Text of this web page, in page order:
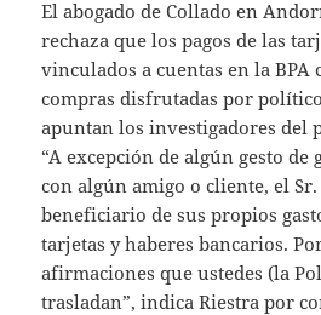
El abogado de Collado en
rechaza que los pagos de las
vinculados a cuentas en la BPA
compras disfrutadas por
apuntan los investigadores del
“A excepción de algún gesto
con algún amigo o cliente, el
beneficiario de sus propios
tarjetas y haberes bancarios.
afirmaciones que ustedes (la
trasladan”, indica Riestra por